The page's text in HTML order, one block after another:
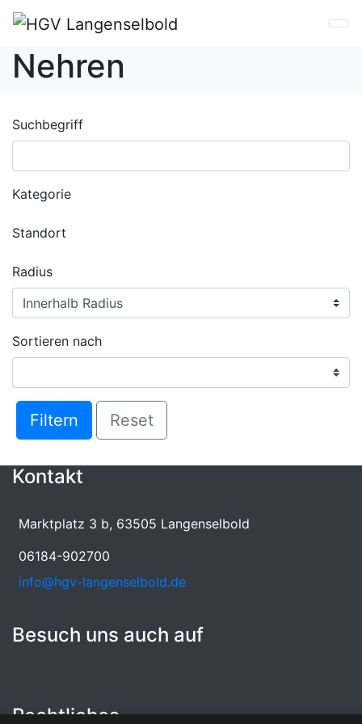
Nehren
Suchbegriff
Kategorie
Standort
Radius
Sortieren nach
Filtern Reset
Rechtliches
Kontakt
Marktplatz 3 b, 63505 Langenselbold
06184-902700
info@hgv-langenselbold.de
Besuch uns auch auf